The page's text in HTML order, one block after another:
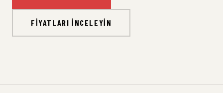
FIYATLARI İNCELEYIN